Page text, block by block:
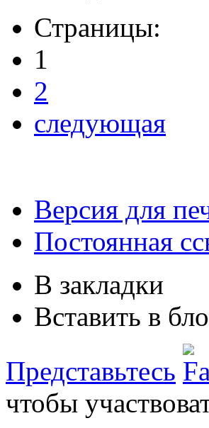
Страницы:
1
2
следующая
Версия для
Постоянная
В закладки
Вставить в
Представьтесь
чтобы